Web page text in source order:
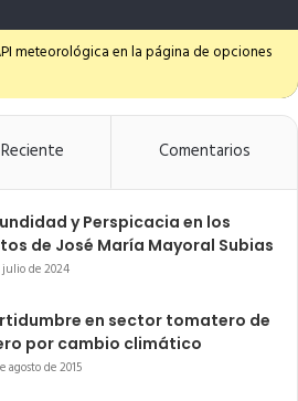
meteorológica en la página de opciones
Reciente Comentarios
y Perspicacia en los
de José María Mayoral Subias
julio de 2024
en sector tomatero de
por cambio climático
agosto de 2015